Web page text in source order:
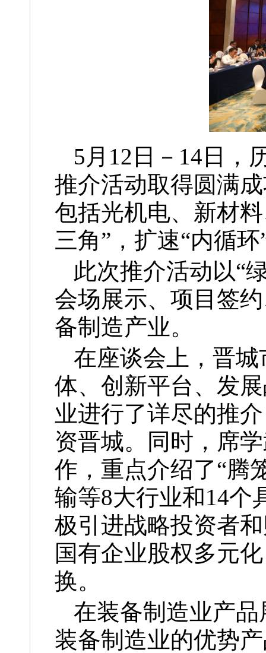
5月12日－14日，
推介活动取得圆满
包括光机电、新材
三角”，扩速“内循
此次推介活动以“
会场展示、项目签
备制造产业。
在座谈会上，晋
体、创新平台、发
业进行了详尽的推
资晋城。同时，席
作，重点介绍了“腾
输等8大行业和14个
极引进战略投资者
国有企业股权多元
换。
在装备制造业产
装备制造业的优势